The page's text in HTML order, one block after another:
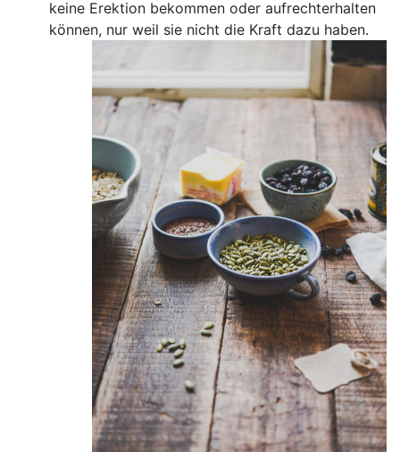
keine Erektion bekommen oder aufrechterhalten
können, nur weil sie nicht die Kraft dazu haben.